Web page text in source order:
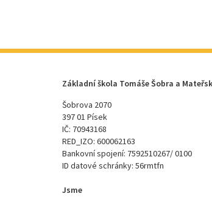
Základní škola Tomáše Šobra a
Šobrova 2070
397 01 Písek
IČ: 70943168
RED_IZO: 600062163
Bankovní spojení: 7592510267/ 0100
ID datové schránky: 56rmtfn
Jsme